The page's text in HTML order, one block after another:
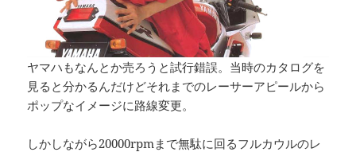
ヤマハもなんとか売ろうと試行錯誤。当時のカタログを
見ると分かるんだけどそれまでのレーサーアピールから
ポップなイメージに路線変更。
しかしながら20000rpmまで無駄に回るフルカウルのレ